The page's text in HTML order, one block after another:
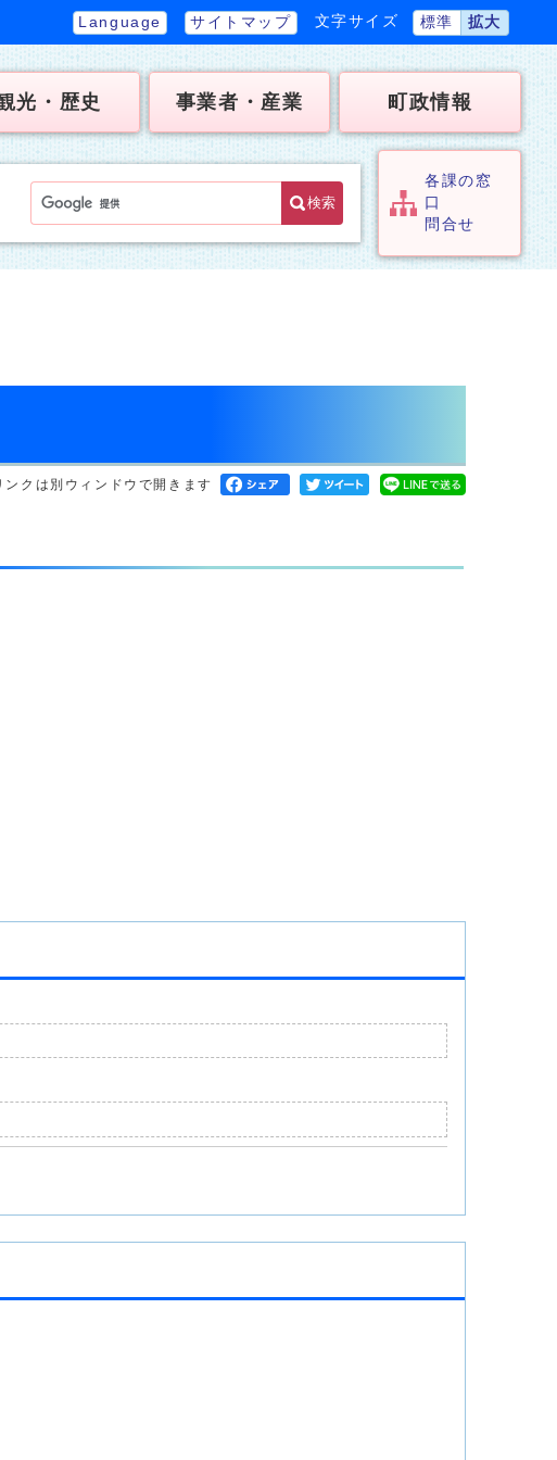
Language サイトマップ 文字サイズ 標準 拡大
光・歴史 事業者・産業 町政情報
検索
各課の窓
口
問合せ
ンクは別ウィンドウで開きます